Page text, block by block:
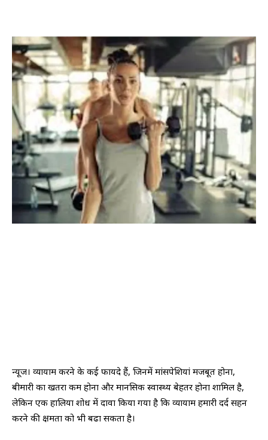
न्यूज। व्यायाम करने के कई फायदे हैं, जिनमें मांसपेशियां मजबूत होना,
बीमारी का खतरा कम होना और मानसिक स्वास्थ्य बेहतर होना शामिल है,
लेकिन एक हालिया शोध में दावा किया गया है कि व्यायाम हमारी दर्द सहन
करने की क्षमता को भी बढा सकता है।